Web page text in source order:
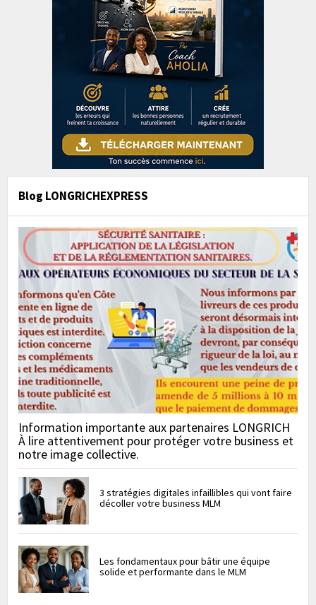
Blog LONGRICHEXPRESS
Information importante aux partenaires LONGRICH
À lire attentivement pour protéger votre business et
notre image collective.
3 stratégies digitales infaillibles qui vont faire
décoller votre business MLM
Les fondamentaux pour bâtir une équipe
solide et performante dans le MLM